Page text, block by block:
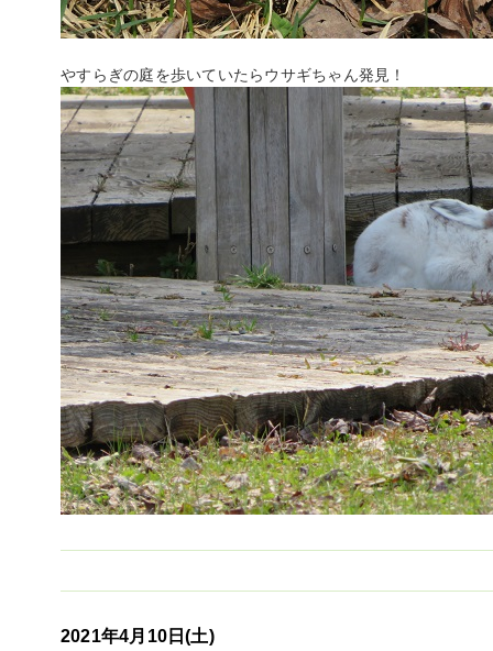
やすらぎの庭を歩いていたらウサギちゃん発見！
2021年4月10日(土)